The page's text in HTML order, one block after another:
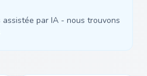
assistée par IA - nous trouvons